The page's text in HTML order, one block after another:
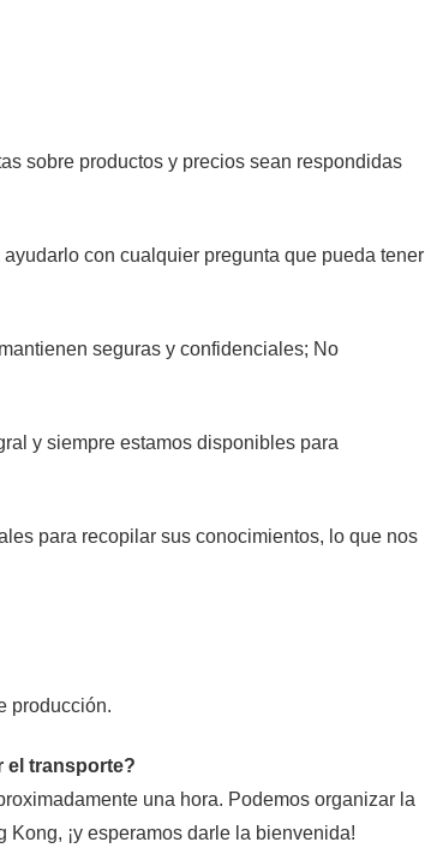
sobre productos y precios sean respondidas
con cualquier pregunta que pueda tener
seguras y confidenciales; No
y siempre estamos disponibles para
para recopilar sus conocimientos, lo que nos
producción.
el transporte?
una hora. Podemos organizar la
¡y esperamos darle la bienvenida!